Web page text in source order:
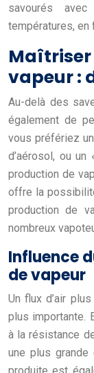
savourés
températures,
vapeur :
Au-delà des
également de
vous préfériez
d’aérosol, ou
production de
offre la
production de
nombreux
Influence
de vapeur
Un flux d’air
plus importante.
à la résistance
une plus grande